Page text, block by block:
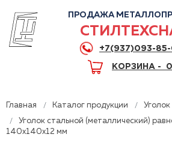
ПРОДАЖА
+7(937)093-85-
КОРЗИНА - 0
Главная Каталог продукции
Уголок стальной (металлический)
140x140x12 мм